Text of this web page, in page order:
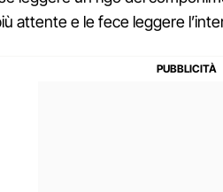
attente e le fece leggere